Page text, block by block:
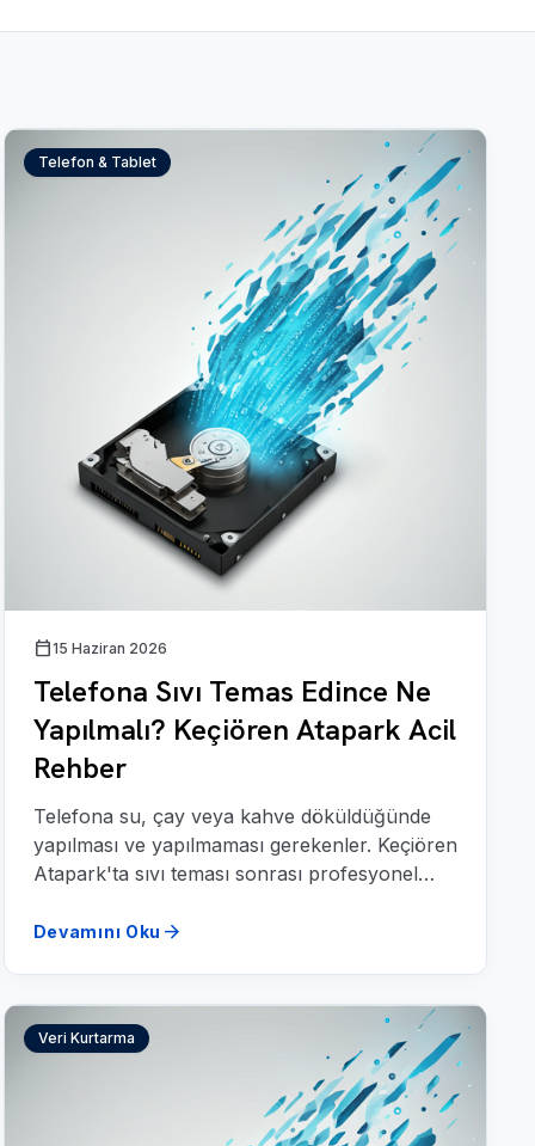
Telefon & Tablet
calendar_today15 Haziran 2026
Telefona Sıvı Temas Edince Ne
Yapılmalı? Keçiören Atapark Acil
Rehber
Telefona su, çay veya kahve döküldüğünde
yapılması ve yapılmaması gerekenler. Keçiören
Atapark'ta sıvı teması sonrası profesyonel
Devamını Oku arrow_forward
Veri Kurtarma